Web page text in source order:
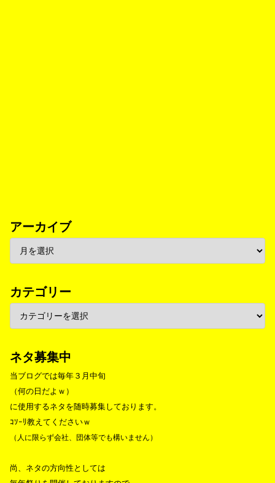
アーカイブ
カテゴリー
ネタ募集中
当ブログでは毎年３月中旬
（何の日だよｗ）
に使用するネタを随時募集しております。
ｺｿｰﾘ教えてくださいｗ
（人に限らず会社、団体等でも構いません）
尚、ネタの方向性としては